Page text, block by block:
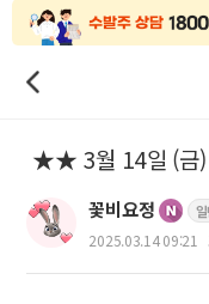
★★ 3월 14일 (금)
꽃비요정
2025.03.14 09:21